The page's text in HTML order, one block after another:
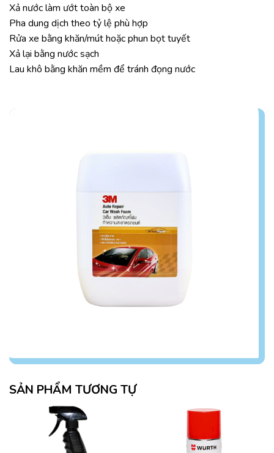
Xả nước làm ướt toàn bộ xe
Pha dung dịch theo tỷ lệ phù hợp
Rửa xe bằng khăn/mút hoặc phun bọt tuyết
Xả lại bằng nước sạch
Lau khô bằng khăn mềm để tránh đọng nước
SẢN PHẨM TƯƠNG TỰ